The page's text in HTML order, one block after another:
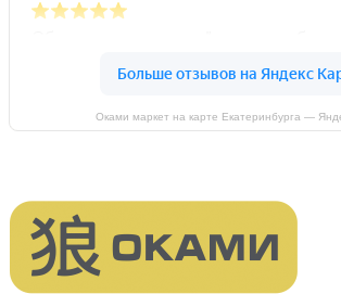
Оками маркет на карте Екатеринбурга —